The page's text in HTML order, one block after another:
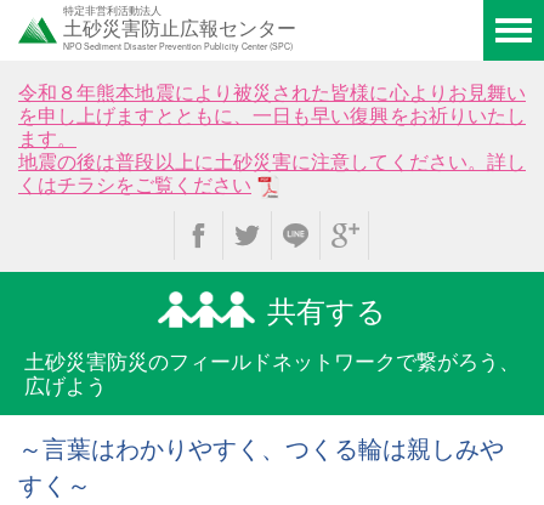
特定非営利活動法人
土砂災害防止広報センター
NPO Sediment Disaster Prevention Publicity Center (SPC)
令和８年熊本地震により被災された皆様に心よりお見舞い
を申し上げますとともに、一日も早い復興をお祈りいたし
ます。
地震の後は普段以上に土砂災害に注意してください。詳し
くはチラシをご覧ください
共有する
土砂災害防災のフィールドネットワークで繋がろう、
広げよう
～言葉はわかりやすく、つくる輪は親しみや
すく～